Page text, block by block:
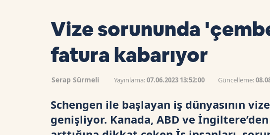
Vize sorununda
fatura kabarıyor
Serap Sürmeli Yayınlama:07.06.2023 13:52:00 Güncelleme:
Schengen ile başlayan iş dünyasının
genişliyor. Kanada, ABD ve İngiltere’den